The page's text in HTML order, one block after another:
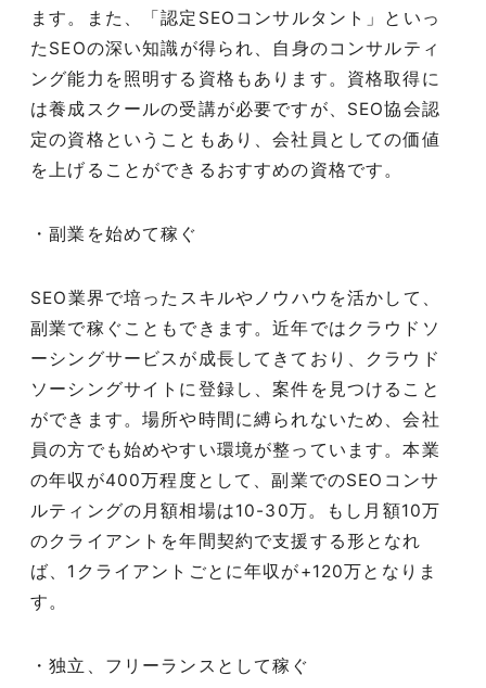
ます。また、「認定 SEO コンサルタント」といっ
た SEOの深い知識が得られ、自身のコンサルティ
ング能力を照明する資格もあります。資格取得に
は養成スクールの受講が必要ですが、 SEO協会認
定の資格ということもあり、会社員としての価値
を上げることができるおすすめの資格です。
・副業を始めて稼ぐ
SEO業界で培ったスキルやノウハウを活かして、
副業で稼ぐこともできます。近年ではクラウドソ
ーシングサービスが成長してきており、クラウド
ソーシングサイトに登録し、案件を見つけること
ができます。場所や時間に縛られないため、会社
員の方でも始めやすい環境が整っています。本業
の年収が400万程度として、副業でのSEOコンサ
ルティングの月額相場は10-30万。もし月額10万
のクライアントを年間契約で支援する形となれ
ば、1クライアントごとに年収が+120万となりま
す。
・独立、フリーランスとして稼ぐ